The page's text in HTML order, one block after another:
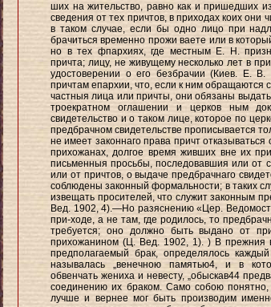
ших на жительство, равно как и пришедших
сведения от тех причтов, в приходах коих они
в таком случае, если бы одно лицо при
брачиться временно прожи ваете или в
но в тех фпархиях, где местным Е. H.
причта; лицу, не живущему несколько лет в
удостоверении о его безбрачии (Киев. Е.
причтам епархии, что, если к ним обращаются
частныя лица или причты, они обязаны
троекратном оглашении и церков ным
свидетельство и о таком лице, которое по
предбрачном свидетельстве прописывается
не имеет законнаго права причт
прихожанах, долгое время живших вне их
письменныя просьбы, последовавшия или от
или от причтов, о выдаче предбрачнаго
соблюдены законный формальности; в таких
извещать просителей, что служит законным
Вед. 1902, 4).—Но разяснению «Цер.
при-ходе, а не там, где родилось, то
требуется; оно должно быть выдано от
прихожанином (Ц. Вед. 1902, 1). ) В прежния
предполагаемый брак, определялось
называлась „венечною памятью4, и в
обвенчать жениха и невесту, „обыскав44
соединению их браком. Само собою
лучше и вернее мог быть производим